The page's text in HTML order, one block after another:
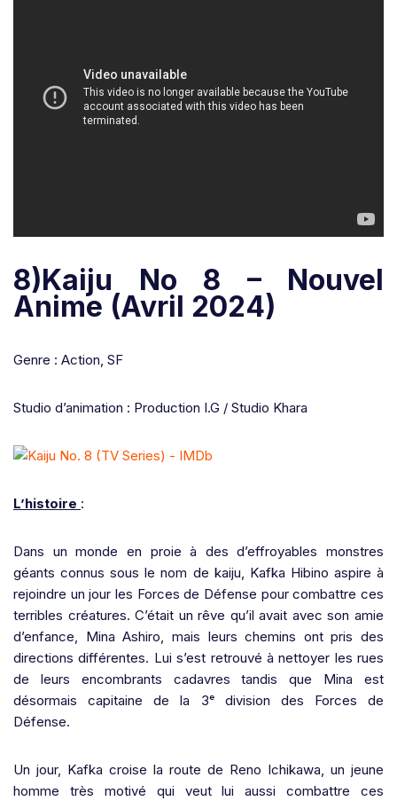
8)Kaiju No 8 – Nouvel
Anime (Avril 2024)
Genre : Action, SF
Studio d’animation : Production I.G / Studio Khara
L’histoire :
Dans un monde en proie à des d’effroyables monstres
géants connus sous le nom de kaiju, Kafka Hibino aspire à
rejoindre un jour les Forces de Défense pour combattre ces
terribles créatures. C’était un rêve qu’il avait avec son amie
d’enfance, Mina Ashiro, mais leurs chemins ont pris des
directions différentes. Lui s’est retrouvé à nettoyer les rues
de leurs encombrants cadavres tandis que Mina est
désormais capitaine de la 3ᵉ division des Forces de
Défense.
Un jour, Kafka croise la route de Reno Ichikawa, un jeune
homme très motivé qui veut lui aussi combattre ces